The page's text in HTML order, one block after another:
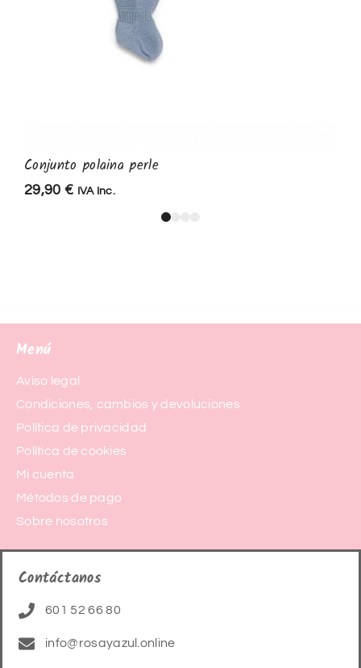
Conjunto polaina perle
29,90 € IVA Inc.
Menú
Aviso legal
Condiciones, cambios y devoluciones
Política de privacidad
Política de cookies
Mi cuenta
Métodos de pago
Sobre nosotros
Contáctanos
601 52 66 80
info@rosayazul.online